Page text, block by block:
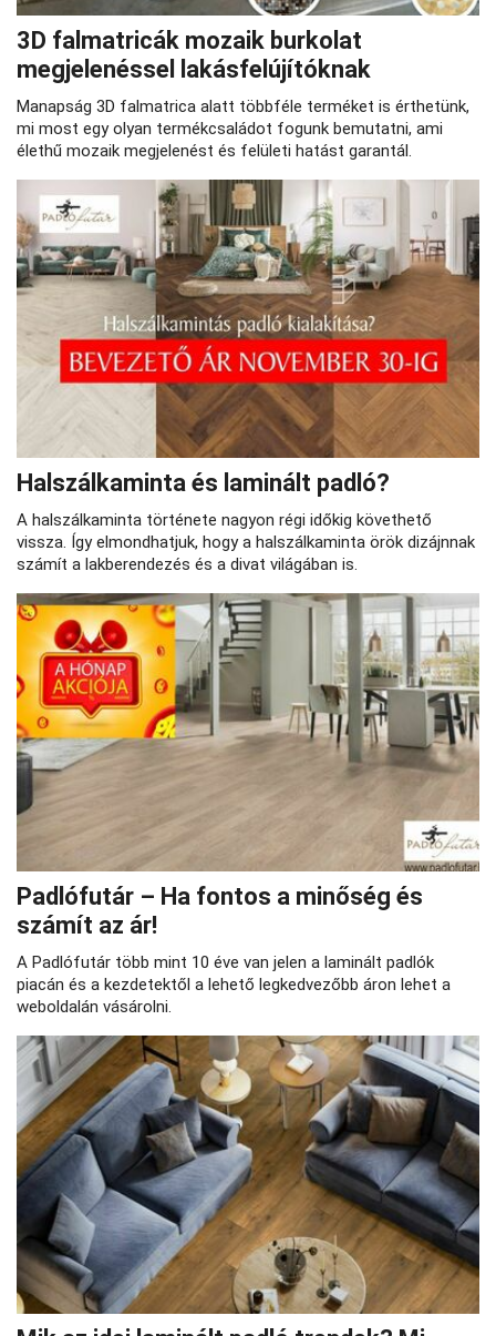
3D falmatricák mozaik burkolat
megjelenéssel lakásfelújítóknak
Manapság 3D falmatrica alatt többféle terméket is érthetünk,
mi most egy olyan termékcsaládot fogunk bemutatni, ami
élethű mozaik megjelenést és felületi hatást garantál.
Halszálkaminta és laminált padló?
A halszálkaminta története nagyon régi időkig követhető
vissza. Így elmondhatjuk, hogy a halszálkaminta örök dizájnnak
számít a lakberendezés és a divat világában is.
Padlófutár – Ha fontos a minőség és
számít az ár!
A Padlófutár több mint 10 éve van jelen a laminált padlók
piacán és a kezdetektől a lehető legkedvezőbb áron lehet a
weboldalán vásárolni.